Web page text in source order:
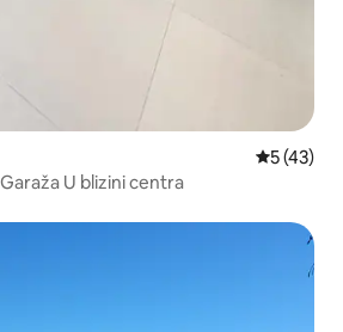
Prosječna
5 (43)
U blizini centra